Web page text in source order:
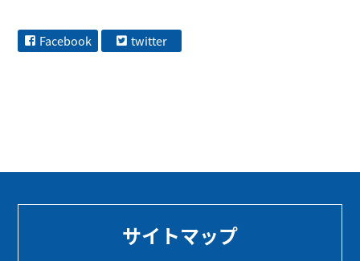
Facebook twitter
サイトマップ